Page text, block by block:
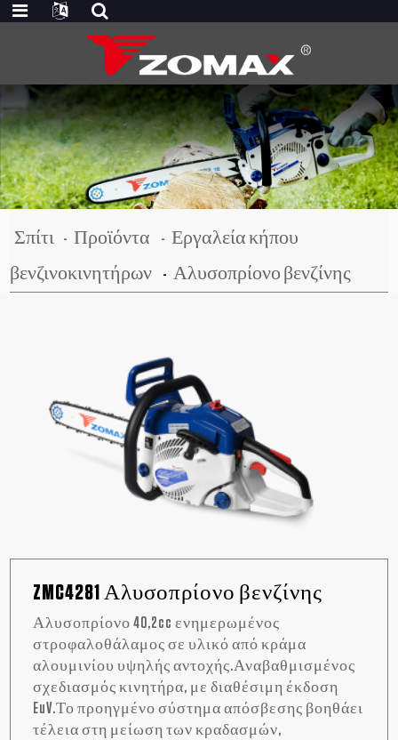
Σπίτι Προϊόντα
Εργαλεία κήπου
βενζινοκινητήρων
Αλυσοπρίονο βενζίνης
ZMC4281 Αλυσοπρίονο βενζίνης
Αλυσοπρίονο 40,2cc ενημερωμένος
στροφαλοθάλαμος σε υλικό από κράμα
αλουμινίου υψηλής αντοχής.Αναβαθμισμένος
σχεδιασμός κινητήρα, με διαθέσιμη έκδοση
EuV.Το προηγμένο σύστημα απόσβεσης βοηθάει
τέλεια στη μείωση των κραδασμών,